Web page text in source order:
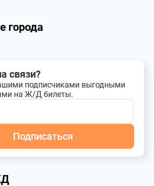
города
связи?
подписчиками выгодными
на Ж/Д билеты.
Подписаться